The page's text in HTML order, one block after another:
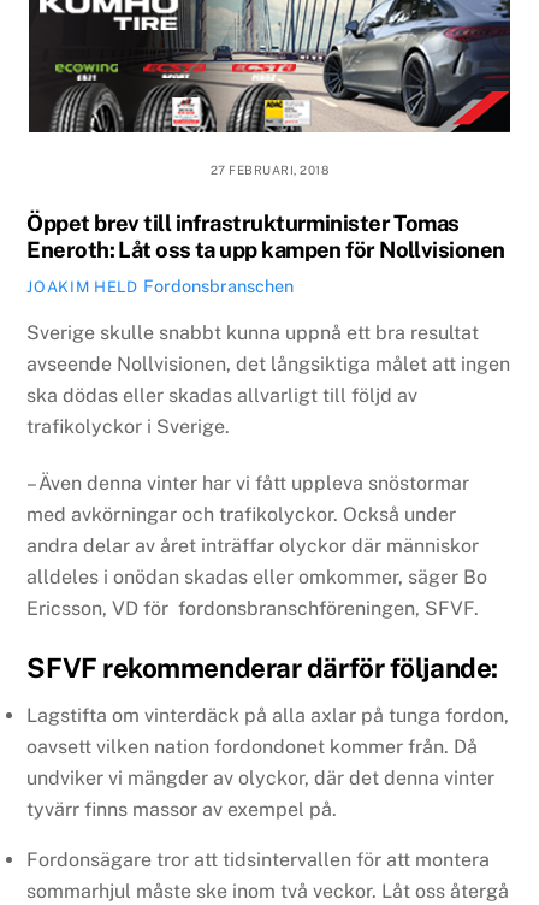
27 FEBRUARI, 2018
Öppet brev till infrastrukturminister Tomas
Eneroth: Låt oss ta upp kampen för Nollvisionen
JOAKIM HELD Fordonsbranschen
Sverige skulle snabbt kunna uppnå ett bra resultat
avseende Nollvisionen, det långsiktiga målet att ingen
ska dödas eller skadas allvarligt till följd av
trafikolyckor i Sverige.
– Även denna vinter har vi fått uppleva snöstormar
med avkörningar och trafikolyckor. Också under
andra delar av året inträffar olyckor där människor
alldeles i onödan skadas eller omkommer, säger Bo
Ericsson, VD för fordonsbranschföreningen, SFVF.
SFVF rekommenderar därför följande:
Lagstifta om vinterdäck på alla axlar på tunga fordon,
oavsett vilken nation fordondonet kommer från. Då
undviker vi mängder av olyckor, där det denna vinter
tyvärr finns massor av exempel på.
Fordonsägare tror att tidsintervallen för att montera
sommarhjul måste ske inom två veckor. Låt oss återgå